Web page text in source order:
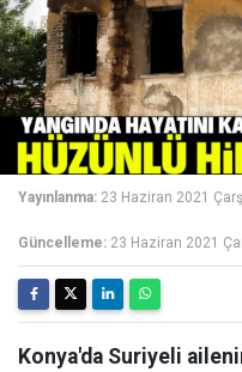
Yayınlanma: 23 Haziran 2021
Güncelleme: 23 Haziran 2021
Konya'da Suriyeli